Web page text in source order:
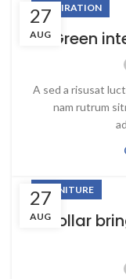
27
AUG
INSPIRATION
Green
A sed a risusat
nam rutrum
27
AUG
FURNITURE
Collar